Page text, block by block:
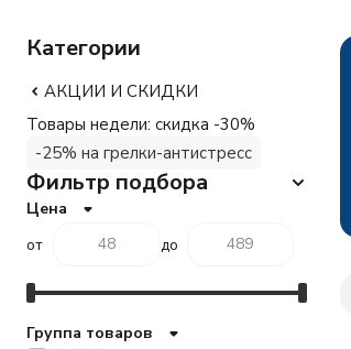
Категории
АКЦИИ И СКИДКИ
Товары недели: скидка -30%
-25% на грелки-антистресс
Фильтр подбора
Цена
от
до
Группа товаров